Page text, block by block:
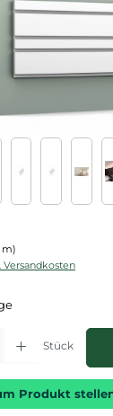
m)
Versandkosten
gewünschten
Stück
Produkt